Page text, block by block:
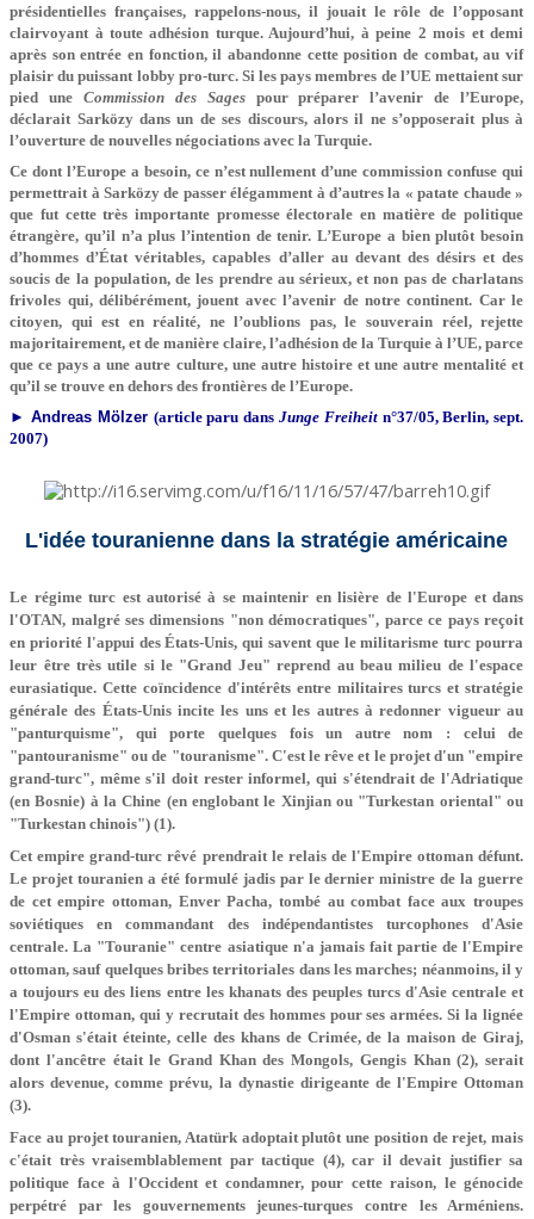
présidentielles françaises, rappelons-nous, il jouait le rôle de l’opposant
clairvoyant à toute adhésion turque. Aujourd’hui, à peine 2 mois et demi
après son entrée en fonction, il abandonne cette position de combat, au vif
plaisir du puissant lobby pro-turc. Si les pays membres de l’UE mettaient sur
pied une Commission des Sagespour préparer l’avenir de l’Europe,
déclarait Sarközy dans un de ses discours, alors il ne s’opposerait plus à
l’ouverture de nouvelles négociations avec la Turquie.
Ce dont l’Europe a besoin, ce n’est nullement d’une commission confuse qui
permettrait à Sarközy de passer élégamment à d’autres la « patate chaude »
que fut cette très importante promesse électorale en matière de politique
étrangère, qu’il n’a plus l’intention de tenir. L’Europe a bien plutôt besoin
d’hommes d’État véritables, capables d’aller au devant des désirs et des
soucis de la population, de les prendre au sérieux, et non pas de charlatans
frivoles qui, délibérément, jouent avec l’avenir de notre continent. Car le
citoyen, qui est en réalité, ne l’oublions pas, le souverain réel, rejette
majoritairement, et de manière claire, l’adhésion de la Turquie à l’UE, parce
que ce pays a une autre culture, une autre histoire et une autre mentalité et
qu’il se trouve en dehors des frontières de l’Europe.
► Andreas Mölzer (article paru dans Junge Freiheitn°37/05, Berlin, sept.
2007)
L'idée touranienne dans la stratégie américaine
Le régime turc est autorisé à se maintenir en lisière de l'Europe et dans
l'OTAN, malgré ses dimensions "non démocratiques", parce ce pays reçoit
en priorité l'appui des États-Unis, qui savent que le militarisme turc pourra
leur être très utile si le "Grand Jeu" reprend au beau milieu de l'espace
eurasiatique. Cette coïncidence d'intérêts entre militaires turcs et stratégie
générale des États-Unis incite les uns et les autres à redonner vigueur au
"panturquisme", qui porte quelques fois un autre nom : celui de
"pantouranisme" ou de "touranisme". C'est le rêve et le projet d'un "empire
grand-turc", même s'il doit rester informel, qui s'étendrait de l'Adriatique
(en Bosnie) à la Chine (en englobant le Xinjian ou "Turkestan oriental" ou
"Turkestan chinois") (1).
Cet empire grand-turc rêvé prendrait le relais de l'Empire ottoman défunt.
Le projet touranien a été formulé jadis par le dernier ministre de la guerre
de cet empire ottoman, Enver Pacha, tombé au combat face aux troupes
soviétiques en commandant des indépendantistes turcophones d'Asie
centrale. La "Touranie" centre asiatique n'a jamais fait partie de l'Empire
ottoman, sauf quelques bribes territoriales dans les marches; néanmoins, il y
a toujours eu des liens entre les khanats des peuples turcs d'Asie centrale et
l'Empire ottoman, qui y recrutait des hommes pour ses armées. Si la lignée
d'Osman s'était éteinte, celle des khans de Crimée, de la maison de Giraj,
dont l'ancêtre était le Grand Khan des Mongols, Gengis Khan (2), serait
alors devenue, comme prévu, la dynastie dirigeante de l'Empire Ottoman
(3).
Face au projet touranien, Atatürk adoptait plutôt une position de rejet, mais
c'était très vraisemblablement par tactique (4), car il devait justifier sa
politique face à l'Occident et condamner, pour cette raison, le génocide
perpétré par les gouvernements jeunes-turques contre les Arméniens.